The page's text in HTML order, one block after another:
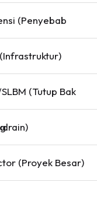
(Proyek Besar)